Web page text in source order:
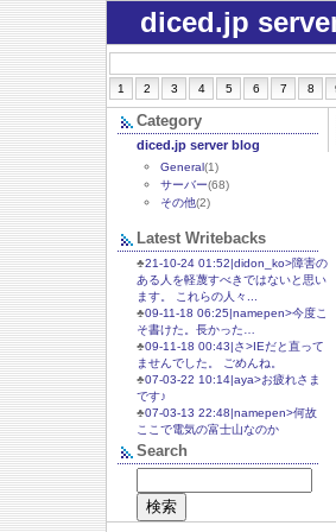
diced.jp
1 2 3 4 5 6 7 8
Category
diced.jp server blog
General(1)
サーバー(68)
その他(2)
Latest Writebacks
♣21-10-24 01:52|didon_ko>障害の
ある人を軽蔑すべきではないと思い
ます。 これらの人々...
♣09-11-18 06:25|namepen>今度こ
そ書けた。長かった…
♣09-11-18 00:43|さ>IEだと直って
ませんでした。 ごめんね。
♣07-03-22 10:14|aya>お疲れさま
です♪
♣07-03-13 22:48|namepen>何故
ここで電気の富士山なのか
Search